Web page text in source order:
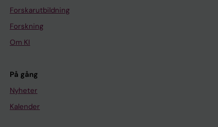
Forskarutbildning
Forskning
Om KI
På gång
Nyheter
Kalender